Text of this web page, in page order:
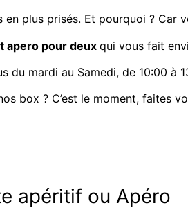
plus prisés. Et pourquoi ? Car
apero pour deux qui vous fait
du mardi au Samedi, de 10:00 à
box ? C’est le moment, faites
apéritif ou Apéro